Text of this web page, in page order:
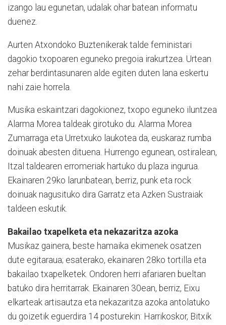
izango lau egunetan, udalak ohar batean informatu
duenez.
Aurten Atxondoko Buztenikerak talde feministari
dagokio txopoaren eguneko pregoia irakurtzea. Urtean
zehar berdintasunaren alde egiten duten lana eskertu
nahi zaie horrela.
Musika eskaintzari dagokionez, txopo eguneko iluntzea
Alarma Morea taldeak girotuko du. Alarma Morea
Zumarraga eta Urretxuko laukotea da, euskaraz rumba
doinuak abesten dituena. Hurrengo egunean, ostiralean,
Itzal taldearen erromeriak hartuko du plaza ingurua.
Ekainaren 29ko larunbatean, berriz, punk eta rock
doinuak nagusituko dira Garratz eta Azken Sustraiak
taldeen eskutik.
Bakailao txapelketa eta nekazaritza azoka
Musikaz gainera, beste hamaika ekimenek osatzen
dute egitaraua; esaterako, ekainaren 28ko tortilla eta
bakailao txapelketek. Ondoren herri afariaren bueltan
batuko dira herritarrak. Ekainaren 30ean, berriz, Eixu
elkarteak artisautza eta nekazaritza azoka antolatuko
du goizetik eguerdira 14 posturekin: Harrikoskor, Bitxik